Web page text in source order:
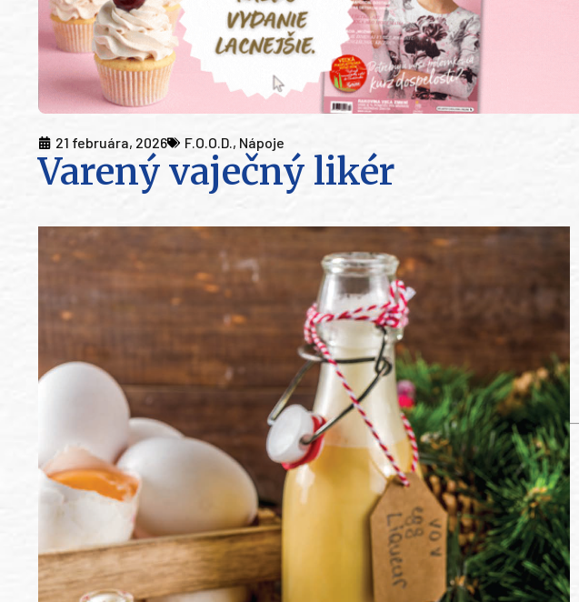
21 februára, 2026 F.O.O.D., Nápoje
Varený vaječný likér